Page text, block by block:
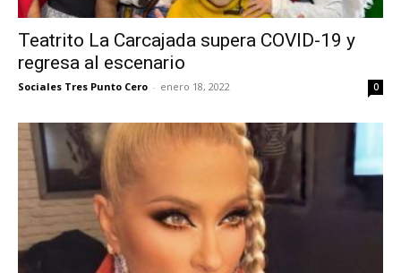
Teatrito La Carcajada supera COVID-19 y
regresa al escenario
Sociales Tres Punto Cero - enero 18, 2022 0